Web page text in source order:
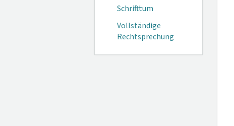
Schrifttum
Vollständige
Rechtsprechung